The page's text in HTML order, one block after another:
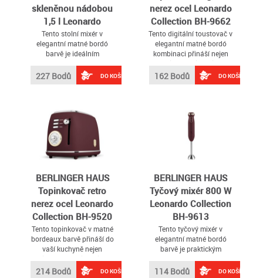
skleněnou nádobou
1,5 l Leonardo
Collection BH-9494
Tento stolní mixér v
elegantní matné bordó
barvě je ideálním
každodenní přípravu
smoothie, koktejlů, omáček
227 Bodů DO KOŠÍKU
nerez ocel Leonardo
Collection BH-9662
Tento digitální toustovač v
elegantní matné bordó
kombinaci přináší nejen
stylový vzhled, ale i
praktické funkce pro
pohodlnou přípravu vašich
162 Bodů DO KOŠÍKU
BERLINGER HAUS
Topinkovač retro
nerez ocel Leonardo
Collection BH-9520
Tento topinkovač v matné
bordeaux barvě přináší do
vaší kuchyně nejen
elegantní vzhled, ale i
vysokou funkčnost
214 Bodů DO KOŠÍKU
BERLINGER HAUS
Tyčový mixér 800 W
Leonardo Collection
BH-9613
Tento tyčový mixér v
elegantní matné bordó
barvě je praktickým
pomocníkem pro každou
kuchyni
114 Bodů DO KOŠÍKU